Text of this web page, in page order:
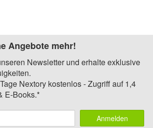
Angebote mehr!
Newsletter und erhalte exklusive
Nextory kostenlos - Zugriff auf 1,4
E-Books.*
Anmelden